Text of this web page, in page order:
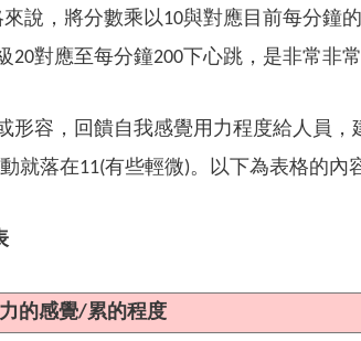
說，將分數乘以10與對應目前每分鐘
對應至每分鐘200下心跳，是非常非常
形容，回饋自我感覺用力程度給人員
就落在11(有些輕微)。以下為表格的內
的感覺/累的程度